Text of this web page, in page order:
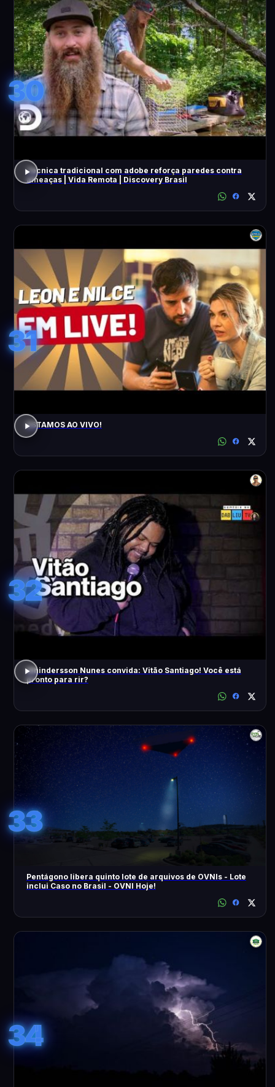
30
Técnica tradicional com adobe reforça paredes contra
ameaças | Vida Remota | Discovery Brasil
31
ESTAMOS AO VIVO!
32
Whindersson Nunes convida: Vitão Santiago! Você está
pronto para rir?
33
Pentágono libera quinto lote de arquivos de OVNIs - Lote
inclui Caso no Brasil - OVNI Hoje!
34